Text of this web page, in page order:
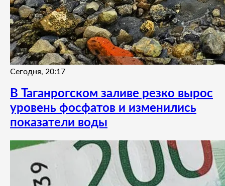
Сегодня, 20:17
В Таганрогском заливе резко вырос
уровень фосфатов и изменились
показатели воды